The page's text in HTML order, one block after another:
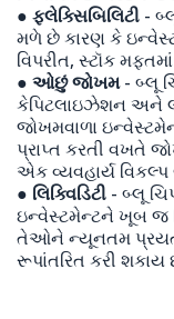
● ફ્લેક્સિબિલિટી -
મળે છે કારણ કે
વિપરીત, સ્ટૉક
● ઓછું જોખમ- બ્લૂ
કેપિટલાઇઝેશન અને
જોખમવાળા
પ્રાપ્ત કરતી વખતે
એક વ્યવહાર્ય
● લિક્વિડિટી - બ્લૂ
ઇન્વેસ્ટમેન્ટને ખૂબ જ
તેઓને ન્યૂનતમ
રૂપાંતરિત કરી શકાય